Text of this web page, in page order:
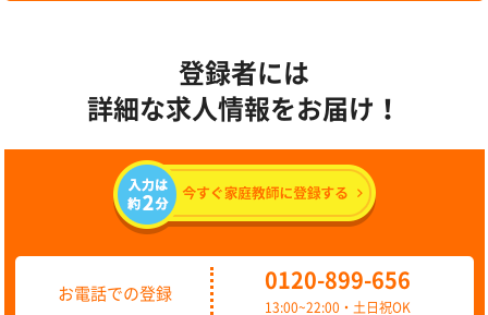
登録者には
詳細な求人情報をお届け！
お電話での登録
0120-899-656
13:00~22:00・土日祝OK